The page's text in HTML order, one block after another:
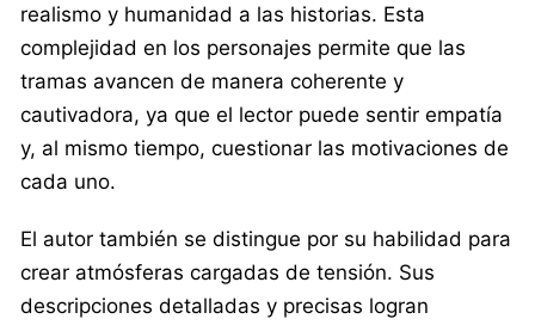
realismo y humanidad a las historias. Esta
complejidad en los personajes permite que las
tramas avancen de manera coherente y
cautivadora, ya que el lector puede sentir empatía
y, al mismo tiempo, cuestionar las motivaciones de
cada uno.
El autor también se distingue por su habilidad para
crear atmósferas cargadas de tensión. Sus
descripciones detalladas y precisas logran